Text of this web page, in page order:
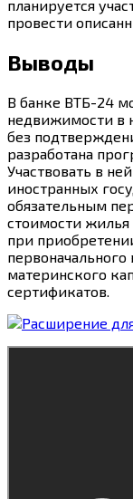
планируется
провести
Выводы
В банке ВТБ-24
недвижимости в
без
разработана
Участвовать в
иностранных
обязательным
стоимости
при
первоначального
материнского
сертификатов.